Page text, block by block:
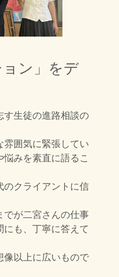
ン」をデ
す生徒の進路相談の
雰囲気に緊張してい
みを素直に語るこ
のクライアントに信
でが二宮さんの仕事
にも、丁寧に答えて
像以上に広いもので